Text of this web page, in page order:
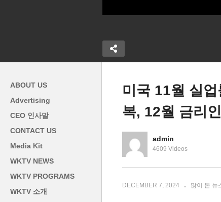
트럼프 2기 불법, 합법 이민노
ABOUT US
Advertising
CEO 인사말
CONTACT US
Media Kit
WKTV NEWS
WKTV PROGRAMS
WKTV 소개
미국 11월 실
복, 12월 금리
admin
4609 Videos
DECEMBER 7, 2024 많이 본 뉴